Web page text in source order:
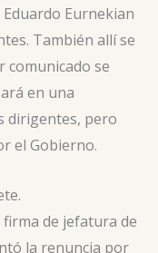
Eurnekian
También allí se
comunicado se
en una
dirigentes, pero
el Gobierno.
de jefatura de
la renuncia por